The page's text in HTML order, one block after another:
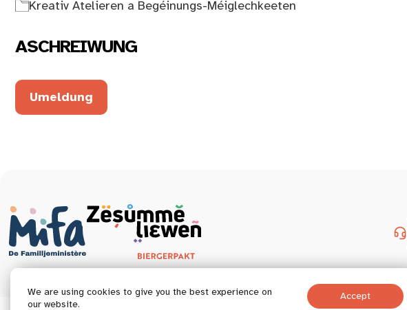
Kreativ Atelieren a Begéinungs-Méiglechkeeten
ASCHREIWUNG
Umeldung
We are using cookies to give you the best experience on
our website.
Accept